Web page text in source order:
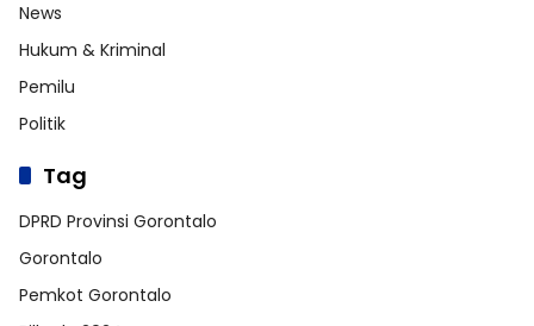
News
Hukum & Kriminal
Pemilu
Politik
Tag
DPRD Provinsi Gorontalo
Gorontalo
Pemkot Gorontalo